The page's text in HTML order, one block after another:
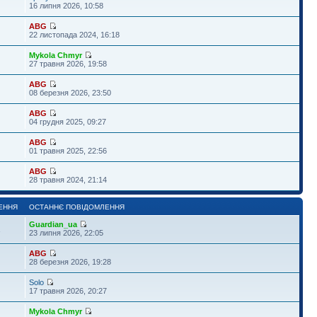
16 липня 2026, 10:58
ABG
22 листопада 2024, 16:18
Mykola Chmyr
27 травня 2026, 19:58
ABG
08 березня 2026, 23:50
ABG
04 грудня 2025, 09:27
ABG
01 травня 2025, 22:56
ABG
28 травня 2024, 21:14
ОСТАННЄ ПОВІДОМЛЕННЯ
Guardian_ua
23 липня 2026, 22:05
ABG
28 березня 2026, 19:28
Solo
17 травня 2026, 20:27
Mykola Chmyr